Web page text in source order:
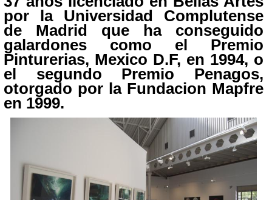
por la Universidad Complutense
de Madrid que ha conseguido
galardones como el Premio
Pinturerias, Mexico D.F, en 1994, o
el segundo Premio Penagos,
otorgado por la Fundacion Mapfre
en 1999.